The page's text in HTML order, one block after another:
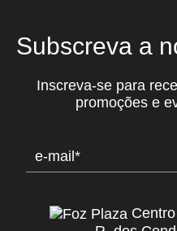
Subscreva a
Inscreva-se para
promoções e